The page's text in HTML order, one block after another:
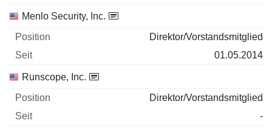
Menlo Security, Inc.
Direktor/Vorstandsmitglied
01.05.2014
Runscope, Inc.
Direktor/Vorstandsmitglied
-